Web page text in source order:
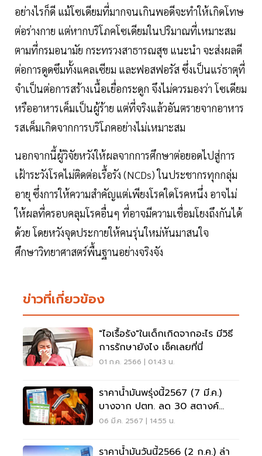
อย่างไรก็ดี แม้โซเดียมที่มากจนเกินพอดีจะทำให้เกิดโทษ
ต่อร่างกาย แต่หากบริโภคโซเดียมในปริมาณที่เหมาะสม
ตามที่กรมอนามัย กระทรวงสาธารณสุข แนะนำ จะส่งผลดี
ต่อการดูดซึมทั้งแคลเซียม และฟอสฟอรัส ซึ่งเป็นแร่ธาตุที่
จำเป็นต่อการสร้างเนื้อเยื่อกระดูก จึงไม่ควรมองว่า โซเดียม
หรืออาหารเค็มเป็นผู้ร้าย แต่ที่จริงแล้วอันตรายจากอาหาร
รสเค็มเกิดจากการบริโภคอย่างไม่เหมาะสม
นอกจากนี้ผู้วิจัยหวังให้ผลจากการศึกษาต่อยอดไปสู่การ
เฝ้าระวังโรคไม่ติดต่อเรื้อรัง (NCDs) ในประชากรทุกกลุ่ม
อายุ ซึ่งการให้ความสำคัญแต่เพียงโรคใดโรคหนึ่ง อาจไม่
ให้ผลที่ครอบคลุมโรคอื่นๆ ที่อาจมีความเชื่อมโยงถึงกันได้
ด้วย โดยหวังจุดประกายให้คนรุ่นใหม่หันมาสนใจ
ศึกษาวิทยาศาสตร์พื้นฐานอย่างจริงจัง
ข่าวที่เกี่ยวข้อง
"ไอเรื้อรัง"ในเด็กเกิดจากอะไร มีวิธี
การรักษายังไง เช็คเลยที่นี่
01 ก.ค. 2566 | 01:43 น.
ราคาน้ำมันพรุ่งนี้2567 (7 มี.ค.)
บางจาก ปตท. ลด 30 สตางค์
อัพเดทราคาล่าสุด
06 มี.ค. 2567 | 14:55 น.
ราคาน้ำมันวันนี้2566 (2 ก.ค.) ล่า